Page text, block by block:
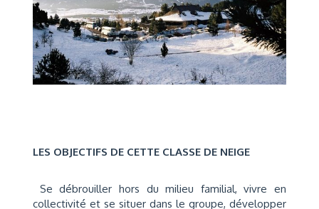
LES OBJECTIFS DE CETTE CLASSE DE NEIGE
Se débrouiller hors du milieu familial, vivre en
collectivité et se situer dans le groupe, développer